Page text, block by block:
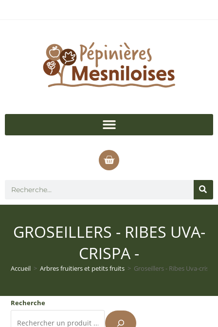
GROSEILLERS - RIBES UVA-
CRISPA -
Accueil > Arbres fruitiers et petits fruits > Groseillers - Ribes Uva-crispa
Recherche